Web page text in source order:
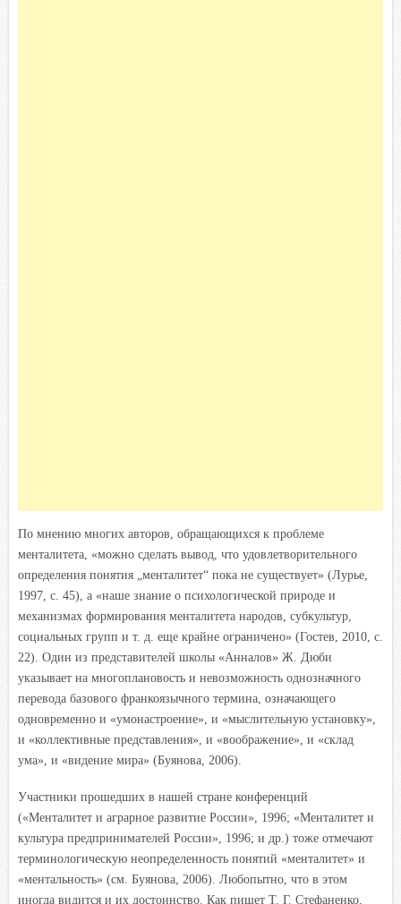
По мнению многих авторов, обращающихся к проблеме
менталитета, «можно сделать вывод, что удовлетворительного
определения понятия „менталитет“ пока не существует» (Лурье,
1997, с. 45), а «наше знание о психологической природе и
механизмах формирования менталитета народов, субкультур,
социальных групп и т. д. еще крайне ограничено» (Гостев, 2010, с.
22). Один из представителей школы «Анналов» Ж. Дюби
указывает на многоплановость и невозможность однозначного
перевода базового франкоязычного термина, означающего
одновременно и «умонастроение», и «мыслительную установку»,
и «коллективные представления», и «воображение», и «склад
ума», и «видение мира» (Буянова, 2006).
Участники прошедших в нашей стране конференций
(«Менталитет и аграрное развитие России», 1996; «Менталитет и
культура предпринимателей России», 1996; и др.) тоже отмечают
терминологическую неопределенность понятий «менталитет» и
«ментальность» (см. Буянова, 2006). Любопытно, что в этом
иногда видится и их достоинство. Как пишет Т. Г. Стефаненко,